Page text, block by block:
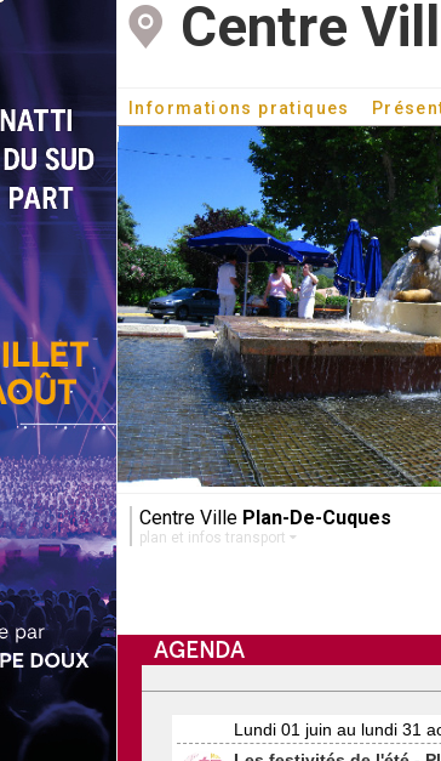
Centre
Informations pratiques
Centre Ville Plan-De-Cuques
plan et infos transport
AGENDA
Lundi 01 juin au lundi 31